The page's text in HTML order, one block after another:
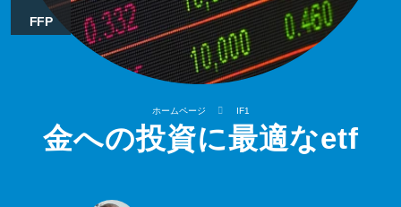
FFP
ホームページ IF1
金への投資に最適なetf